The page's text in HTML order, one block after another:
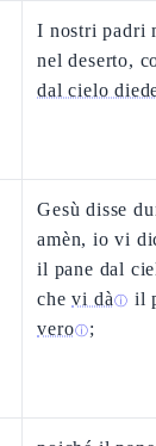
I nostri padri
nel deserto,
dal cielo
Gesù disse
amèn, io vi
il pane dal
chevi dà ⓘ il
veroⓘ;